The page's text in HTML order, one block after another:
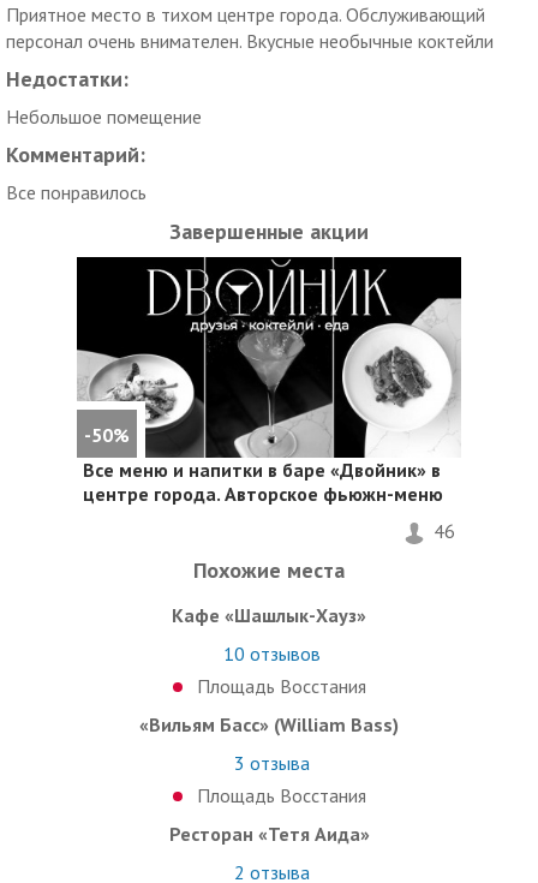
Приятное место в тихом центре города. Обслуживающий
персонал очень внимателен. Вкусные необычные коктейли
Недостатки:
Небольшое помещение
Комментарий:
Все понравилось
Завершенные акции
-50%
Все меню и напитки в баре «Двойник» в
центре города. Авторское фьюжн-меню
46
Похожие места
Кафе «Шашлык-Хауз»
10 отзывов
Площадь Восстания
«Вильям Басс» (William Bass)
3 отзыва
Площадь Восстания
Ресторан «Тетя Аида»
2 отзыва